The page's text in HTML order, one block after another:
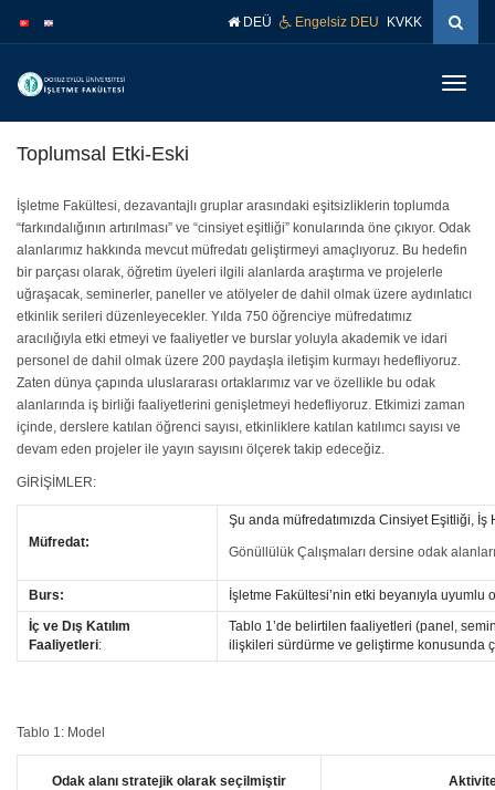
atla
atla
DEÜ Engelsiz DEU KVKK
Toplumsal Etki-Eski
İşletme Fakültesi, dezavantajlı gruplar arasındaki eşitsizliklerin toplumda
“farkındalığının artırılması” ve “cinsiyet eşitliği” konularında öne çıkıyor. Odak
alanlarımız hakkında mevcut müfredatı geliştirmeyi amaçlıyoruz. Bu hedefin
bir parçası olarak, öğretim üyeleri ilgili alanlarda araştırma ve projelerle
uğraşacak, seminerler, paneller ve atölyeler de dahil olmak üzere aydınlatıcı
etkinlik serileri düzenleyecekler. Yılda 750 öğrenciye müfredatımız
aracılığıyla etki etmeyi ve faaliyetler ve burslar yoluyla akademik ve idari
personel de dahil olmak üzere 200 paydaşla iletişim kurmayı hedefliyoruz.
Zaten dünya çapında uluslararası ortaklarımız var ve özellikle bu odak
alanlarında iş birliği faaliyetlerini genişletmeyi hedefliyoruz. Etkimizi zaman
içinde, derslere katılan öğrenci sayısı, etkinliklere katılan katılımcı sayısı ve
devam eden projeler ile yayın sayısını ölçerek takip edeceğiz.
GİRİŞİMLER:
Müfredat:
Şu anda müfredatımızda Cinsiyet Eşitliği,
Gönüllülük Çalışmaları dersine odak
Burs:
İşletme Fakültesi’nin etki beyanıyla
İç ve Dış Katılım
Faaliyetleri:
Tablo 1’de belirtilen faaliyetleri (panel,
ilişkileri sürdürme ve geliştirme konusunda
Tablo 1: Model
Odak alanı stratejik olarak seçilmiştir